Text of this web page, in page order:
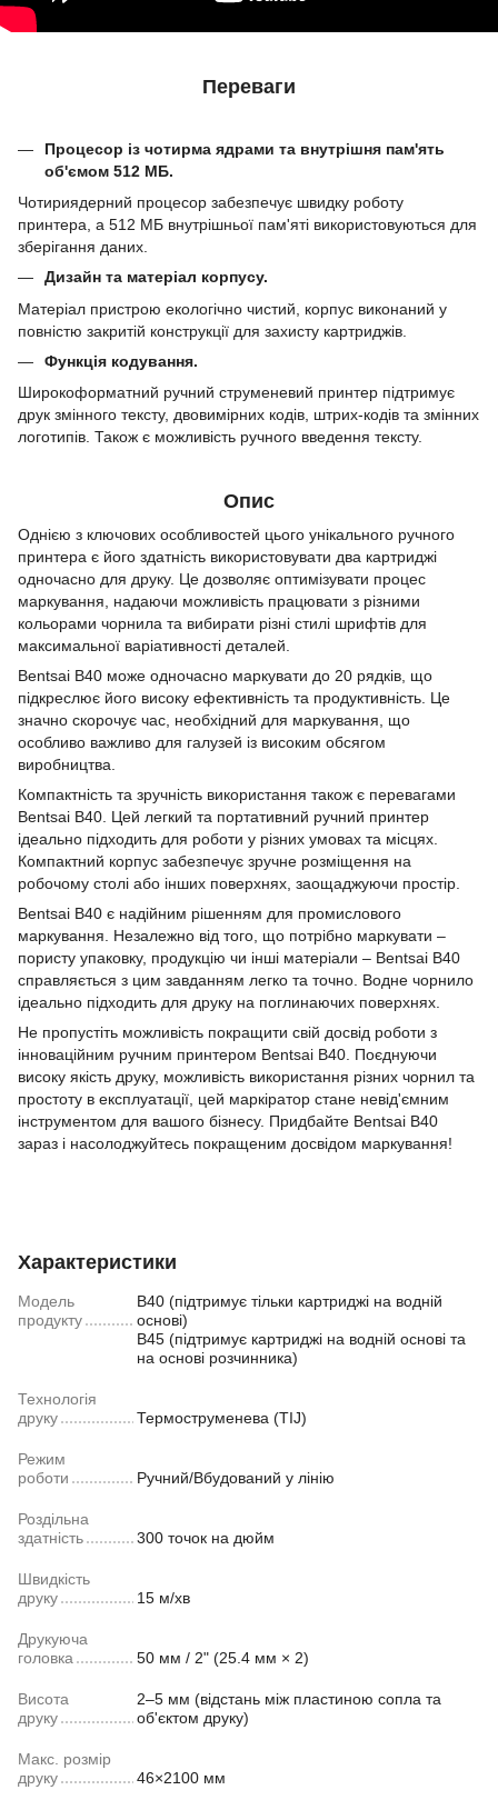
Переваги
Процесор із чотирма ядрами та внутрішня пам'ять
об'ємом 512 МБ.
Чотириядерний процесор забезпечує швидку роботу
принтера, а 512 МБ внутрішньої пам'яті використовуються для
зберігання даних.
Дизайн та матеріал корпусу.
Матеріал пристрою екологічно чистий, корпус виконаний у
повністю закритій конструкції для захисту картриджів.
Функція кодування.
Широкоформатний ручний струменевий принтер підтримує
друк змінного тексту, двовимірних кодів, штрих-кодів та змінних
логотипів. Також є можливість ручного введення тексту.
Опис
Однією з ключових особливостей цього унікального ручного
принтера є його здатність використовувати два картриджі
одночасно для друку. Це дозволяє оптимізувати процес
маркування, надаючи можливість працювати з різними
кольорами чорнила та вибирати різні стилі шрифтів для
максимальної варіативності деталей.
Bentsai B40 може одночасно маркувати до 20 рядків, що
підкреслює його високу ефективність та продуктивність. Це
значно скорочує час, необхідний для маркування, що
особливо важливо для галузей із високим обсягом
виробництва.
Компактність та зручність використання також є перевагами
Bentsai B40. Цей легкий та портативний ручний принтер
ідеально підходить для роботи у різних умовах та місцях.
Компактний корпус забезпечує зручне розміщення на
робочому столі або інших поверхнях, заощаджуючи простір.
Bentsai B40 є надійним рішенням для промислового
маркування. Незалежно від того, що потрібно маркувати –
пористу упаковку, продукцію чи інші матеріали – Bentsai B40
справляється з цим завданням легко та точно. Водне чорнило
ідеально підходить для друку на поглинаючих поверхнях.
Не пропустіть можливість покращити свій досвід роботи з
інноваційним ручним принтером Bentsai B40. Поєднуючи
високу якість друку, можливість використання різних чорнил та
простоту в експлуатації, цей маркіратор стане невід'ємним
інструментом для вашого бізнесу. Придбайте Bentsai B40
зараз і насолоджуйтесь покращеним досвідом маркування!
Характеристики
Модель
продукту
B40 (підтримує тільки картриджі на водній
основі)
B45 (підтримує картриджі на водній основі та
на основі розчинника)
Технологія
друку
Термоструменева (TIJ)
Режим
роботи
Ручний/Вбудований у лінію
Роздільна
здатність
300 точок на дюйм
Швидкість
друку
15 м/хв
Друкуюча
головка
50 мм / 2" (25.4 мм × 2)
Висота
друку
2–5 мм (відстань між пластиною сопла та
об'єктом друку)
Макс. розмір
друку
46×2100 мм